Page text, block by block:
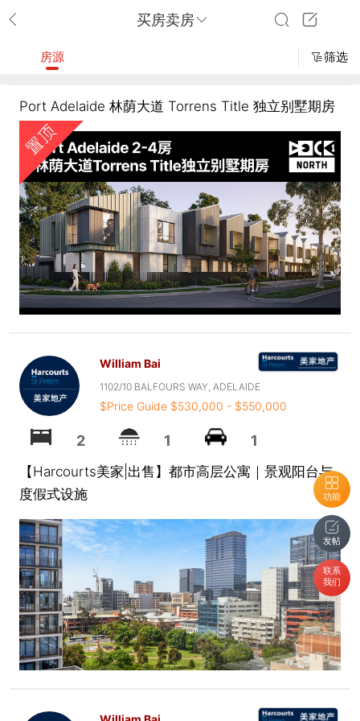
买房卖房
功能
发帖
联系
我们
房源 筛选
Port Adelaide 林荫大道 Torrens Title 独立别墅期房
William Bai
1102/10 BALFOURS WAY, ADELAIDE
$Price Guide $530,000 - $550,000
2 1 1
【Harcourts美家|出售】都市高层公寓｜景观阳台与
度假式设施